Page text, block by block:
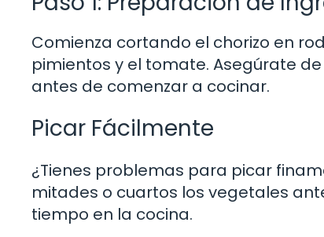
Comienza cortando el chorizo en
pimientos y el tomate. Asegúrate
antes de comenzar a cocinar.
Picar Fácilmente
¿Tienes problemas para picar
mitades o cuartos los vegetales
tiempo en la cocina.